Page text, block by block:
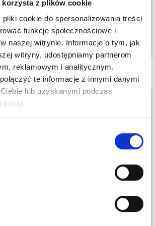
korzysta z plików cookie
cookie do spersonalizowania treści
funkcje społecznościowe i
naszej witrynie. Informacje o tym, jak
witryny, udostępniamy partnerom
reklamowym i analitycznym.
te informacje z innymi danymi
lub uzyskanymi podczas
Okazja12/08/2026
Dodaj do koszyka
LINDEHOBBY